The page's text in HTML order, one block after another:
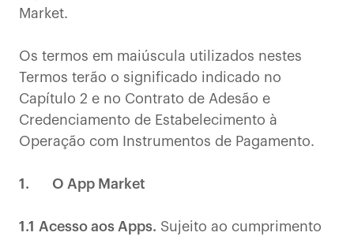
Market.
Os termos em maiúscula utilizados nestes
Termos terão o significado indicado no
Capítulo 2 e no Contrato de Adesão e
Credenciamento de Estabelecimento à
Operação com Instrumentos de Pagamento.
1. O App Market
1.1 Acesso aos Apps. Sujeito ao cumprimento